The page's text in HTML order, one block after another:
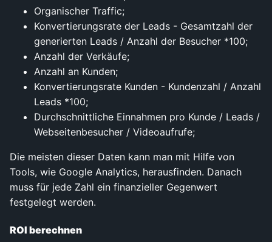
Organischer Traffic;
Konvertierungsrate der Leads - Gesamtzahl der
generierten Leads / Anzahl der Besucher *100;
Anzahl der Verkäufe;
Anzahl an Kunden;
Konvertierungsrate Kunden - Kundenzahl / Anzahl
Leads *100;
Durchschnittliche Einnahmen pro Kunde / Leads /
Webseitenbesucher / Videoaufrufe;
Die meisten dieser Daten kann man mit Hilfe von
Tools, wie Google Analytics, herausfinden. Danach
muss für jede Zahl ein finanzieller Gegenwert
festgelegt werden.
ROI berechnen